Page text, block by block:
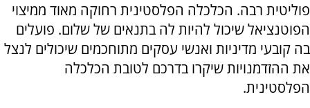
פוליטית רבה. הכלכלה הפלסטינית רחוקה מאוד ממיצוי
הפוטנציאל שיכול להיות לה בתנאים של שלום. פועלים
בה קובעי מדיניות ואנשי עסקים מתוחכמים שיכולים לנצל
את ההזדמנויות שיקרו בדרכם לטובת הכלכלה
הפלסטינית.